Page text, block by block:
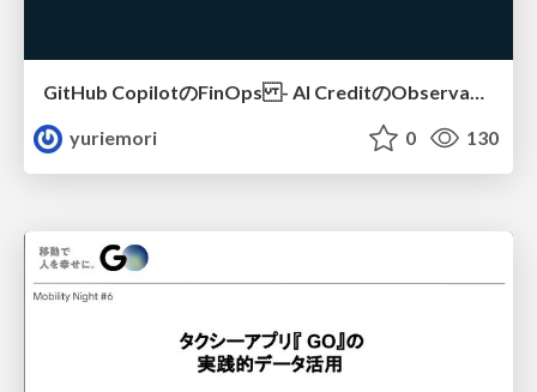
GitHub CopilotのFinOps - AI CreditのObservabilityと価値を生むためのエージェント設計
yuriemori
0 130